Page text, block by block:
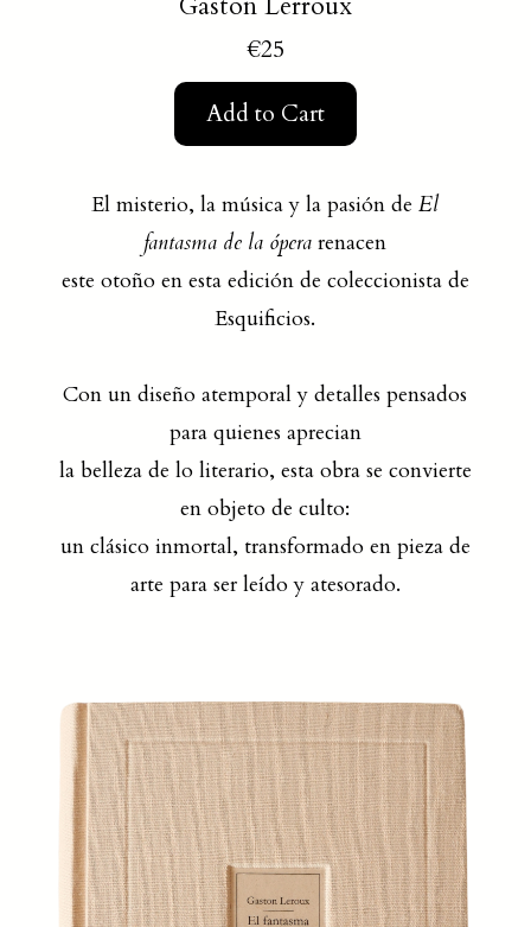
€25
Add to Cart
El misterio, la música y la pasión deEl
fantasma de la ópera renacen
este otoño en esta edición de coleccionista de
Esquificios.
Con un diseño atemporal y detalles pensados
para quienes aprecian
la belleza de lo literario, esta obra se convierte
en objeto de culto:
un clásico inmortal, transformado en pieza de
arte para ser leído y atesorado.